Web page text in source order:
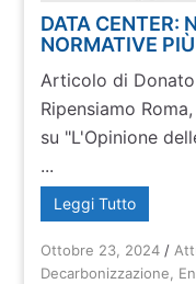
DATA CENTER:
NORMATIVE
Articolo di
Ripensiamo
su "L'Opinione
...
Leggi Tutto
Ottobre 23, 2024 /
Decarbonizzazione